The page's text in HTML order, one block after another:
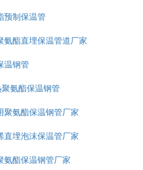
预制保温管
氨酯直埋保温管道厂家
温钢管
氨酯保温钢管
聚氨酯保温钢管厂家
直埋泡沫保温管厂家
氨酯保温钢管厂家